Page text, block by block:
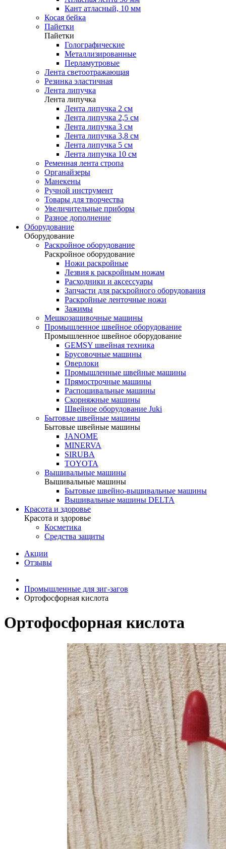
Кант атласный, 10 мм
Косая бейка
Пайетки
Пайетки
Голографические
Металлизированные
Перламутровые
Лента светоотражающая
Резинка эластичная
Лента липучка
Лента липучка
Лента липучка 2 см
Лента липучка 2,5 см
Лента липучка 3 см
Лента липучка 3,8 см
Лента липучка 5 см
Лента липучка 10 см
Ременная лента стропа
Органайзеры
Манекены
Ручной инструмент
Товары для творчества
Увеличительные приборы
Разное дополнение
Оборудование
Оборудование
Раскройное оборудование
Раскройное оборудование
Ножи раскройные
Лезвия к раскройным ножам
Расходники и аксессуары
Запчасти для раскройного оборудования
Раскройные ленточные ножи
Зажимы
Мешкозашивочные машины
Промышленное швейное оборудование
Промышленное швейное оборудование
GEMSY швейная техника
Брусовочные машины
Оверлоки
Промышленные швейные машины
Прямострочные машины
Распошивальные машины
Скорняжные машины
Швейное оборудование Juki
Бытовые швейные машины
Бытовые швейные машины
JANOME
MINERVA
SIRUBA
TOYOTA
Вышивальные машины
Вышивальные машины
Бытовые швейно-вышивальные машины
Вышивальные машины DELTA
Красота и здоровье
Красота и здоровье
Косметика
Средства защиты
Акции
Отзывы
Промышленные для зиг-загов
Ортофосфорная кислота
Ортофосфорная кислота